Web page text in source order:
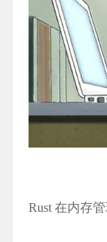
Rust 在内存